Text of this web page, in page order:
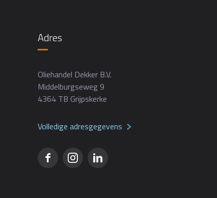
Adres
Oliehandel Dekker B.V.
Middelburgseweg 9
4364 TB Grijpskerke
Volledige adresgegevens